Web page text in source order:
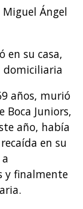
Ángel
en su casa,
domiciliaria
años, murió
Boca Juniors,
año, había
en su
y finalmente